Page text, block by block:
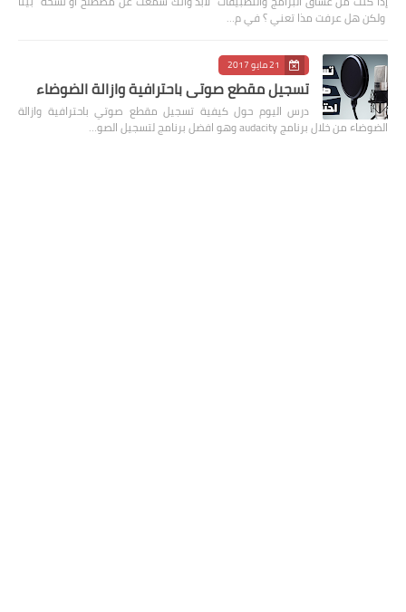
ولكن هل عرفت مذا تعني ؟ في م…
21 مايو 2017
تسجيل مقطع صوتي باحترافية وازالة الضوضاء
درس اليوم حول كيفية تسجيل مقطع صوتي باحترافية وازالة
الضوضاء من خلال برنامج audacity وهو افضل برنامج لتسجيل الصو…